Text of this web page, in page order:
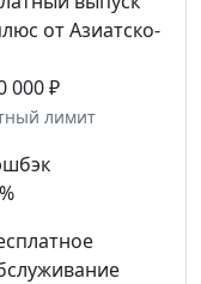
000 ₽
лимит